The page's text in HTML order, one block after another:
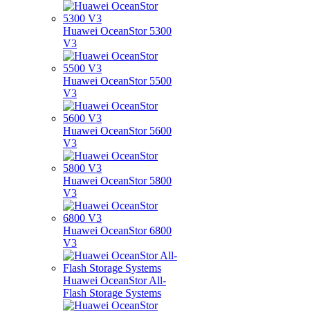
Huawei OceanStor 5300
V3
Huawei OceanStor 5500
V3
Huawei OceanStor 5600
V3
Huawei OceanStor 5800
V3
Huawei OceanStor 6800
V3
Huawei OceanStor All-
Flash Storage Systems